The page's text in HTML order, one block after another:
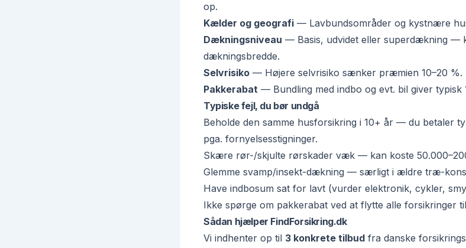
op.
Kælder og geografi — Lavbundsområder og kystnære
Dækningsniveau — Basis, udvidet eller superdækning —
dækningsbredde.
Selvrisiko — Højere selvrisiko sænker præmien 10–20 %.
Pakkerabat — Bundling med indbo og evt. bil giver typisk
Typiske fejl, du bør undgå
Beholde den samme husforsikring i 10+ år — du betaler
pga. fornyelsesstigninger.
Skære rør-/skjulte rørskader væk — kan koste
Glemme svamp/insekt-dækning — særligt i ældre træ-
Have indbosum sat for lavt (vurder elektronik, cykler,
Ikke spørge om pakkerabat ved at flytte alle forsikringer
Sådan hjælper FindForsikring.dk
Vi indhenter op til 3 konkrete tilbud fra danske